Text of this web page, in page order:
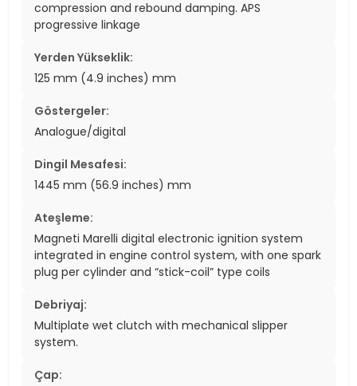
compression and rebound damping. APS
progressive linkage
Yerden Yükseklik:
125 mm (4.9 inches) mm
Göstergeler:
Analogue/digital
Dingil Mesafesi:
1445 mm (56.9 inches) mm
Ateşleme:
Magneti Marelli digital electronic ignition system
integrated in engine control system, with one spark
plug per cylinder and “stick-coil” type coils
Debriyaj:
Multiplate wet clutch with mechanical slipper
system.
Çap: